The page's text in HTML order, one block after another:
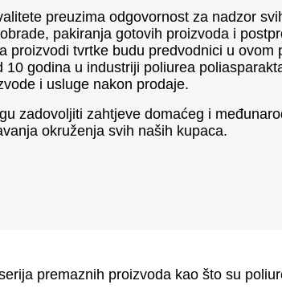
preuzima odgovornost za nadzor
pakiranja gotovih proizvoda i
proizvodi tvrtke budu predvodnici u ovom
10 godina u industriji poliurea
i usluge nakon prodaje.
zadovoljiti zahtjeve domaćeg i
okruženja svih naših kupaca.
premaznih proizvoda kao što su